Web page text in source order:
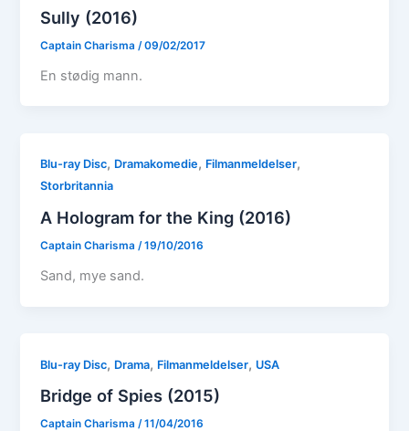
Sully (2016)
Captain Charisma /09/02/2017
En stødig mann.
Blu-ray Disc, Dramakomedie, Filmanmeldelser,
Storbritannia
A Hologram for the King (2016)
Captain Charisma/19/10/2016
Sand, mye sand.
Blu-ray Disc, Drama, Filmanmeldelser, USA
Bridge of Spies (2015)
Captain Charisma/11/04/2016